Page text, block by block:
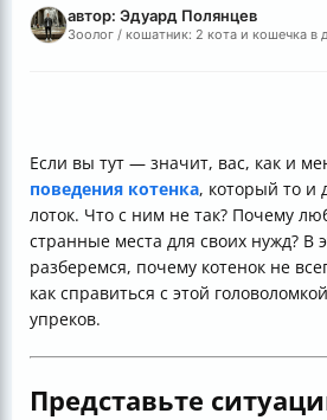
автор: Эдуард Полянцев
Зоолог / кошатник: 2 кота и кошечка в
Если вы тут — значит, вас, как и
поведения котенка, который то и
лоток. Что с ним не так? Почему
странные места для своих нужд? В
разберемся, почему котенок не
как справиться с этой
упреков.
Представьте